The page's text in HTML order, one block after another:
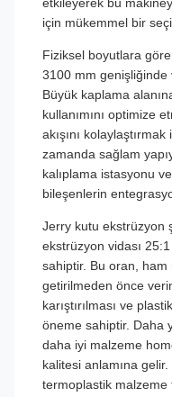
için mükemmel bir
Fiziksel boyutlara
3100 mm genişliğinde
Büyük kaplama
kullanımını optimize
akışını
zamanda sağlam
kalıplama istasyonu
bileşenlerin
Jerry kutu ekstrüzyon
ekstrüzyon vidası
sahiptir. Bu oran, ham
getirilmeden önce
karıştırılması ve
öneme sahiptir. Daha
daha iyi malzeme
kalitesi anlamına
termoplastik